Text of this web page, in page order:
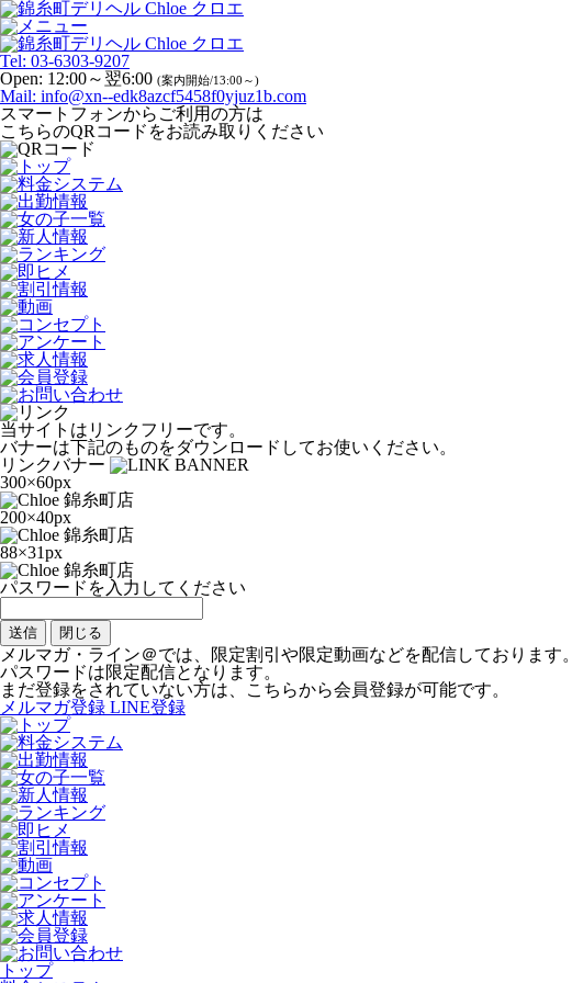
Tel: 03-6303-9207
Open: 12:00～翌6:00 (案内開始/13:00～)
Mail: info@xn--edk8azcf5458f0yjuz1b.com
スマートフォンからご利用の方は
こちらのQRコードをお読み取りください
当サイトはリンクフリーです。
バナーは下記のものをダウンロードしてお使いください。
リンクバナー
300×60px
200×40px
88×31px
パスワードを入力してください
送信 閉じる
メルマガ・ライン＠では、限定割引や限定動画などを配信しております。
パスワードは限定配信となります。
まだ登録をされていない方は、こちらから会員登録が可能です。
メルマガ登録 LINE登録
トップ